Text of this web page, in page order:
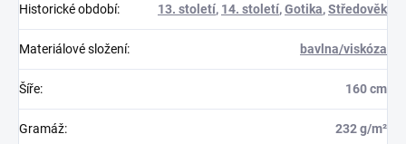
Historické období: 13. století, 14. století,Gotika,Středověk
Materiálové složení: bavlna/viskóza
Šíře: 160 cm
Gramáž: 232 g/m²